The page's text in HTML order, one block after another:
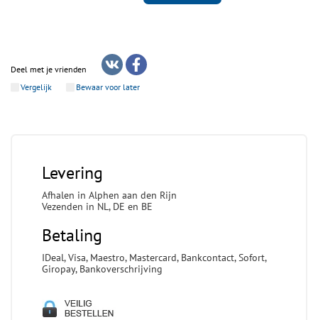
Deel met je vrienden
Vergelijk
Bewaar voor later
Levering
Afhalen in Alphen aan den Rijn
Vezenden in NL, DE en BE
Betaling
IDeal, Visa, Maestro, Mastercard, Bankcontact, Sofort,
Giropay, Bankoverschrijving